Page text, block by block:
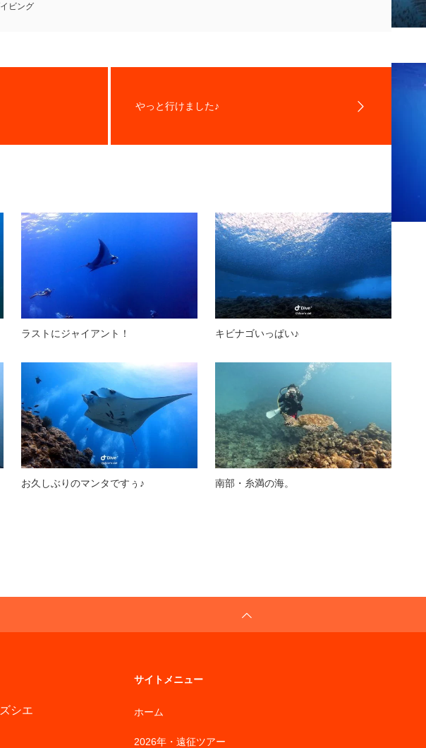
ビング
やっと行けました♪
ラストにジャイアント！ キビナゴいっぱい♪
お久しぶりのマンタですぅ♪ 南部・糸満の海。
シエ
サイトメニュー
ホーム
2026年・遠征ツアー